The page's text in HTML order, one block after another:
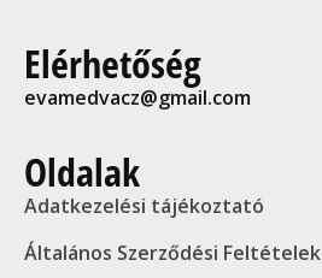
Elérhetőség
evamedvacz@gmail.com
Oldalak
Adatkezelési tájékoztató
Általános Szerződési Feltételek